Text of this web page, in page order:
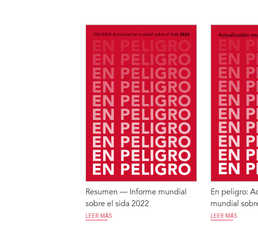
Resumen — Informe mundial
sobre el sida 2022
LEER MÁS
En peligro:
mundial
LEER MÁS